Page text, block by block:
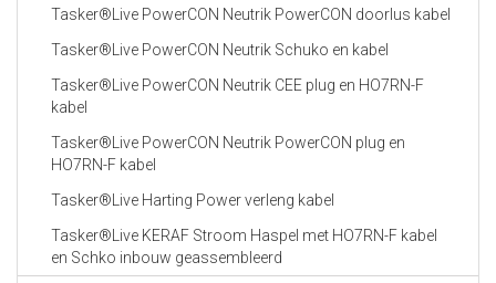
Tasker®Live PowerCON Neutrik PowerCON doorlus kabel
Tasker®Live PowerCON Neutrik Schuko en kabel
Tasker®Live PowerCON Neutrik CEE plug en HO7RN-F
kabel
Tasker®Live PowerCON Neutrik PowerCON plug en
HO7RN-F kabel
Tasker®Live Harting Power verleng kabel
Tasker®Live KERAF Stroom Haspel met HO7RN-F kabel
en Schko inbouw geassembleerd